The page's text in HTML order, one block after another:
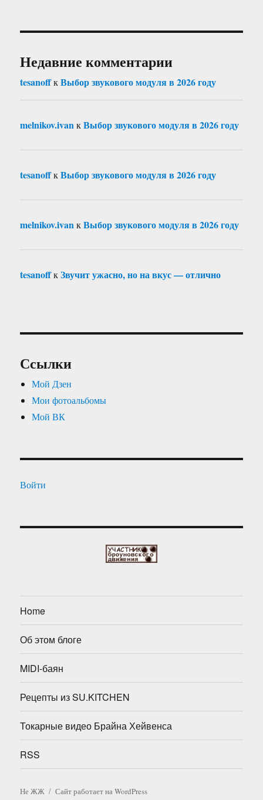
Недавние комментарии
tesanoffкВыбор звукового модуля в 2026 году
melnikov.ivanкВыбор звукового модуля в 2026 году
tesanoffкВыбор звукового модуля в 2026 году
melnikov.ivanкВыбор звукового модуля в 2026 году
tesanoffкЗвучит ужасно, но на вкус — отлично
Ссылки
Мой Дзен
Мои фотоальбомы
Мой ВК
Войти
Home
Об этом блоге
MIDI-баян
Рецепты из SU.KITCHEN
Токарные видео Брайна Хейвенса
RSS
Не ЖЖ Сайт работает на WordPress